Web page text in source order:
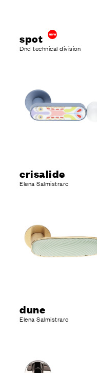
spot new
Dnd technical division
crisalide
Elena Salmistraro
dune
Elena Salmistraro